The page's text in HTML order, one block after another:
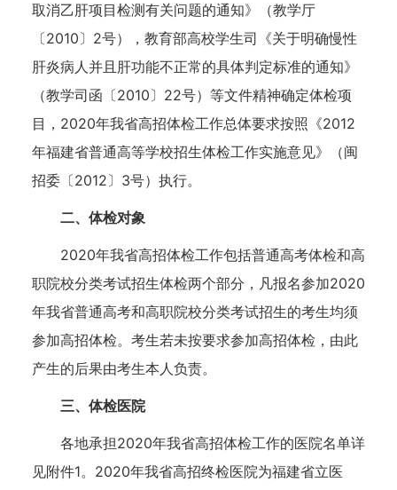
取消乙肝项目检测有关问题的通知》（教学厅
〔2010〕2号），教育部高校学生司《关于明确慢性
肝炎病人并且肝功能不正常的具体判定标准的通知》
（教学司函〔2010〕22号）等文件精神确定体检项
目，2020年我省高招体检工作总体要求按照《2012
年福建省普通高等学校招生体检工作实施意见》（闽
招委〔2012〕3号）执行。
二、体检对象
2020年我省高招体检工作包括普通高考体检和高
职院校分类考试招生体检两个部分，凡报名参加2020
年我省普通高考和高职院校分类考试招生的考生均须
参加高招体检。考生若未按要求参加高招体检，由此
产生的后果由考生本人负责。
三、体检医院
各地承担2020年我省高招体检工作的医院名单详
见附件1。2020年我省高招终检医院为福建省立医